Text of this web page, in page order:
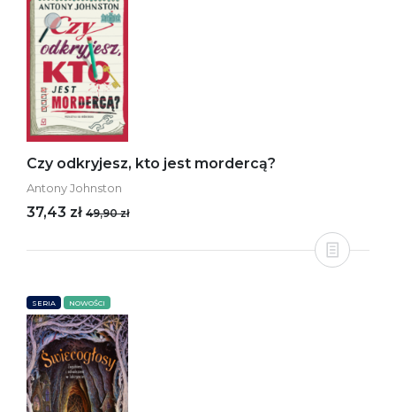
Czy odkryjesz, kto jest mordercą?
Antony Johnston
37,43 zł 49,90 zł
SERIA NOWOŚCI